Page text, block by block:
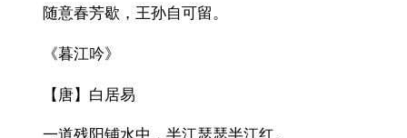
随意春芳歇，王孙自可留。
《暮江吟》
【唐】白居易